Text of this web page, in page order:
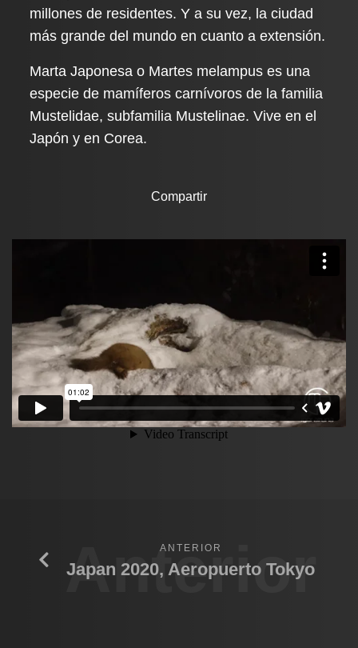
millones de residentes. Y a su vez, la ciudad
más grande del mundo en cuanto a extensión.
Marta Japonesa o Martes melampus es una
especie de mamíferos carnívoros de la familia
Mustelidae, subfamilia Mustelinae. Vive en el
Japón y en Corea.
Compartir
Anterior
ANTERIOR
Japan 2020, Aeropuerto Tokyo